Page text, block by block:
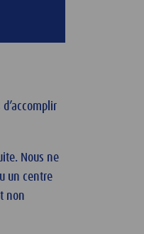
Nous ne
un centre
non